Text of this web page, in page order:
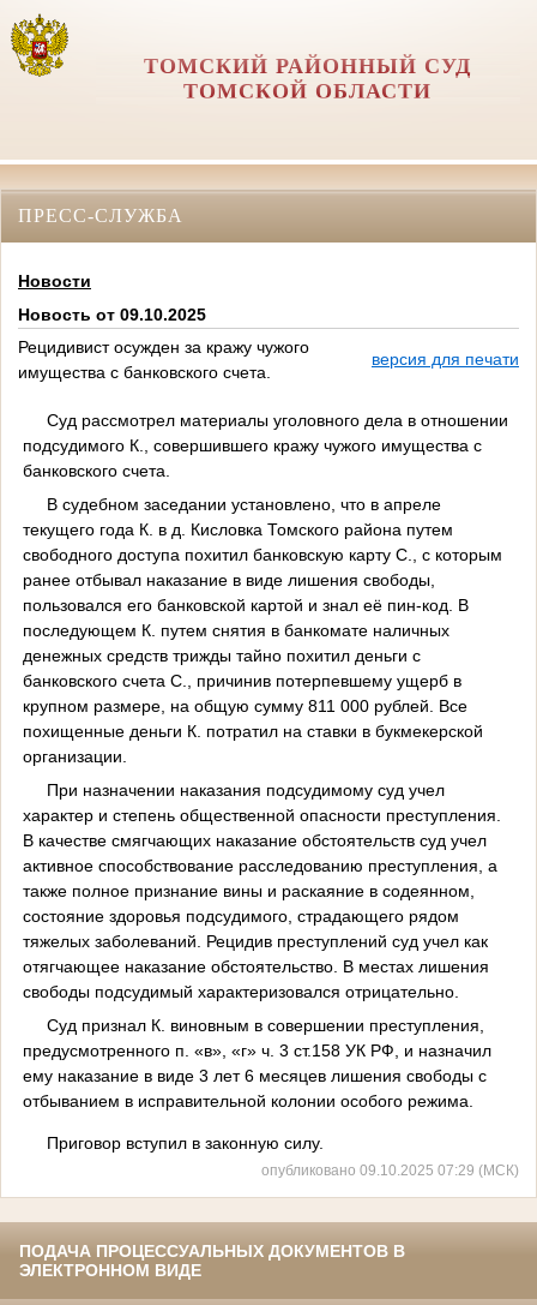
ТОМСКИЙ РАЙОННЫЙ СУД
ТОМСКОЙ ОБЛАСТИ
ПРЕСС-СЛУЖБА
Новости
Новость от 09.10.2025
Рецидивист осужден за кражу чужого
имущества с банковского счета.
версия для печати
Суд рассмотрел материалы уголовного дела в отношении
подсудимого К., совершившего кражу чужого имущества с
банковского счета.
В судебном заседании установлено, что в апреле
текущего года К. в д. Кисловка Томского района путем
свободного доступа похитил банковскую карту С., с которым
ранее отбывал наказание в виде лишения свободы,
пользовался его банковской картой и знал её пин-код. В
последующем К. путем снятия в банкомате наличных
денежных средств трижды тайно похитил деньги с
банковского счета С., причинив потерпевшему ущерб в
крупном размере, на общую сумму 811 000 рублей. Все
похищенные деньги К. потратил на ставки в букмекерской
организации.
При назначении наказания подсудимому суд учел
характер и степень общественной опасности преступления.
В качестве смягчающих наказание обстоятельств суд учел
активное способствование расследованию преступления, а
также полное признание вины и раскаяние в содеянном,
состояние здоровья подсудимого, страдающего рядом
тяжелых заболеваний. Рецидив преступлений суд учел как
отягчающее наказание обстоятельство. В местах лишения
свободы подсудимый характеризовался отрицательно.
Суд признал К. виновным в совершении преступления,
предусмотренного п. «в», «г» ч. 3 ст.158 УК РФ, и назначил
ему наказание в виде 3 лет 6 месяцев лишения свободы с
отбыванием в исправительной колонии особого режима.
Приговор вступил в законную силу.
опубликовано 09.10.2025 07:29 (МСК)
ПОДАЧА ПРОЦЕССУАЛЬНЫХ ДОКУМЕНТОВ В
ЭЛЕКТРОННОМ ВИДЕ